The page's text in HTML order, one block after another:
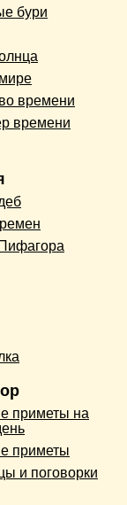
бури
времени
времени
приметы на
приметы
и поговорки